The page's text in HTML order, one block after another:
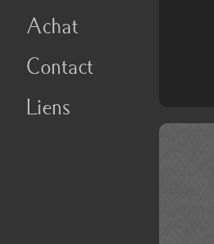
Achat
Contact
Liens